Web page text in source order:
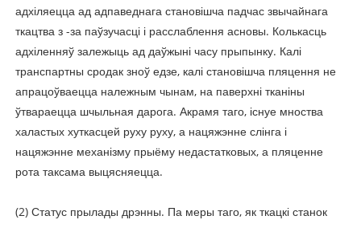
адхіляецца ад адпаведнага становішча падчас звычайнага
ткацтва з -за паўзучасці і расслаблення асновы. Колькасць
адхіленняў залежыць ад даўжыні часу прыпынку. Калі
транспартны сродак зноў едзе, калі становішча пляцення не
апрацоўваецца належным чынам, на паверхні тканіны
ўтвараецца шчыльная дарога. Акрамя таго, існуе мноства
халастых хуткасцей руху руху, а нацяжэнне слінга і
нацяжэнне механізму прыёму недастатковых, а пляценне
рота таксама выцясняецца.
(2) Статус прылады дрэнны. Па меры таго, як ткацкі станок